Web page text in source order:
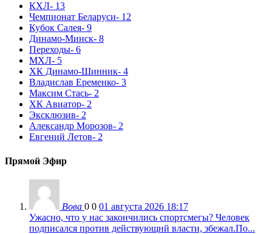
КХЛ- 13
Чемпионат Беларуси- 12
Кубок Салея- 9
Динамо-Минск- 8
Переходы- 6
МХЛ- 5
ХК Динамо-Шинник- 4
Владислав Еременко- 3
Максим Стась- 2
ХК Авиатор- 2
Эксклюзив- 2
Александр Морозов- 2
Евгений Летов- 2
Прямой Эфир
Вова 0 0 01 августа 2026 18:17
Ужасно, что у нас закончились спортсмегы? Человек
подписался против действующнй власти, збежал.По...